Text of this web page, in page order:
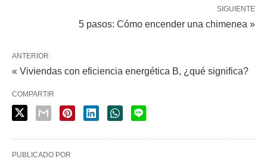
SIGUIENTE
5 pasos: Cómo encender una chimenea »
ANTERIOR
« Viviendas con eficiencia energética B, ¿qué significa?
COMPARTIR
PUBLICADO POR